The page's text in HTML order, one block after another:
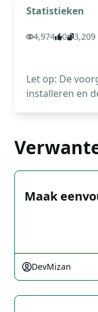
Statistieken
4,974 0 3,209
Let op: De
installeren en
Maak
DevMizan